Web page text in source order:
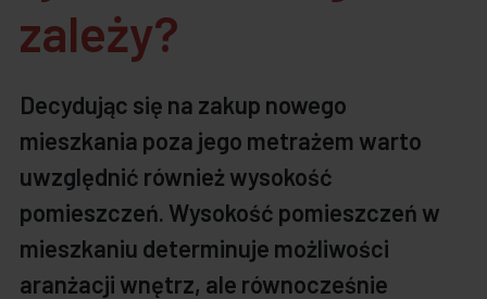
zależy?
Decydując się na zakup nowego
mieszkania poza jego metrażem warto
uwzględnić również wysokość
pomieszczeń. Wysokość pomieszczeń w
mieszkaniu determinuje możliwości
aranżacji wnętrz, ale równocześnie